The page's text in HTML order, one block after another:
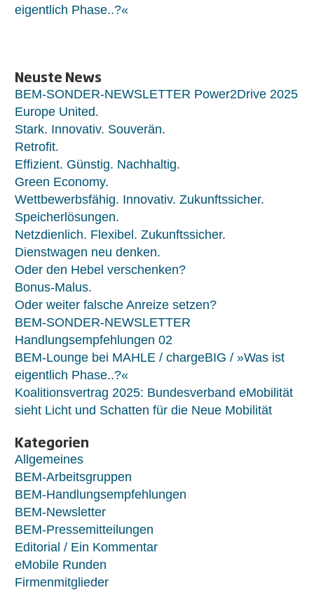
eigentlich Phase..?«
Neuste News
BEM-SONDER-NEWSLETTER Power2Drive 2025
Europe United.
Stark. Innovativ. Souverän.
Retrofit.
Effizient. Günstig. Nachhaltig.
Green Economy.
Wettbewerbsfähig. Innovativ. Zukunftssicher.
Speicherlösungen.
Netzdienlich. Flexibel. Zukunftssicher.
Dienstwagen neu denken.
Oder den Hebel verschenken?
Bonus-Malus.
Oder weiter falsche Anreize setzen?
BEM-SONDER-NEWSLETTER
Handlungsempfehlungen 02
BEM-Lounge bei MAHLE / chargeBIG / »Was ist
eigentlich Phase..?«
Koalitionsvertrag 2025: Bundesverband eMobilität
sieht Licht und Schatten für die Neue Mobilität
Kategorien
Allgemeines
BEM-Arbeitsgruppen
BEM-Handlungsempfehlungen
BEM-Newsletter
BEM-Pressemitteilungen
Editorial / Ein Kommentar
eMobile Runden
Firmenmitglieder